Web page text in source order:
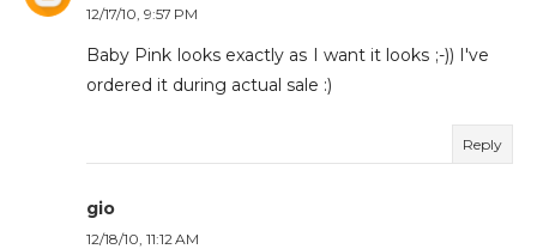
12/17/10, 9:57 PM
Baby Pink looks exactly as I want it looks ;-)) I've
ordered it during actual sale :)
Reply
gio
12/18/10, 11:12 AM